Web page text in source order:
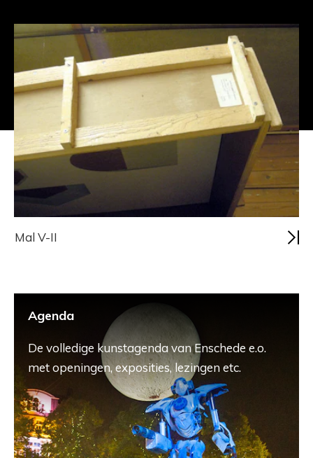
Mal V-II
Agenda
De volledige kunstagenda van Enschede e.o.
met openingen, exposities, lezingen etc.